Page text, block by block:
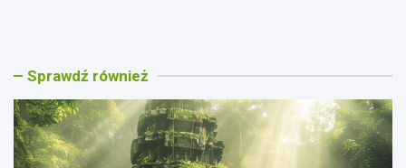
m
l
–
s
t
s
i
e
l
e
Sprawdź również